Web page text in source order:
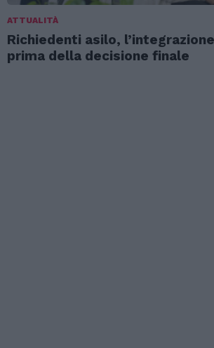
ATTUALITÀ
Richiedenti asilo,
prima della decisione finale